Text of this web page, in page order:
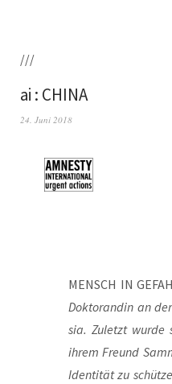
///
ai : CHINA
24. Juni 2018
MENSCH IN
Dok­to­ran­din an
sia. Zuletzt wur­de
ihrem Freund
Iden­ti­tät zu